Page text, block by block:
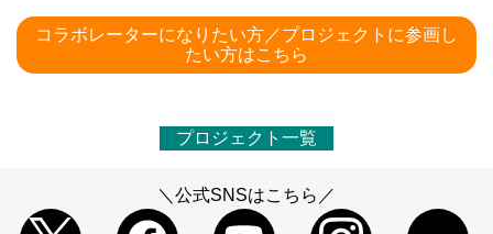
コラボレーターになりたい方／プロジェクトに参画し
たい方はこちら
プロジェクト一覧
＼公式SNSはこちら／